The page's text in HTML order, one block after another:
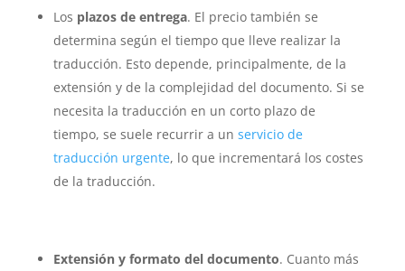
Los plazos de entrega. El precio también se
determina según el tiempo que lleve realizar la
traducción. Esto depende, principalmente, de la
extensión y de la complejidad del documento. Si se
necesita la traducción en un corto plazo de
tiempo, se suele recurrir a un servicio de
traducción urgente, lo que incrementará los costes
de la traducción.
Extensión y formato del documento. Cuanto más